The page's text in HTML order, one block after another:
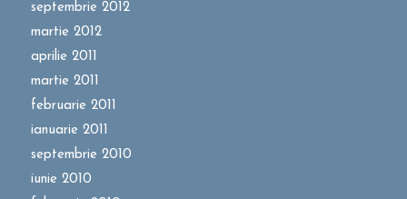
septembrie 2012
martie 2012
aprilie 2011
martie 2011
februarie 2011
ianuarie 2011
septembrie 2010
iunie 2010